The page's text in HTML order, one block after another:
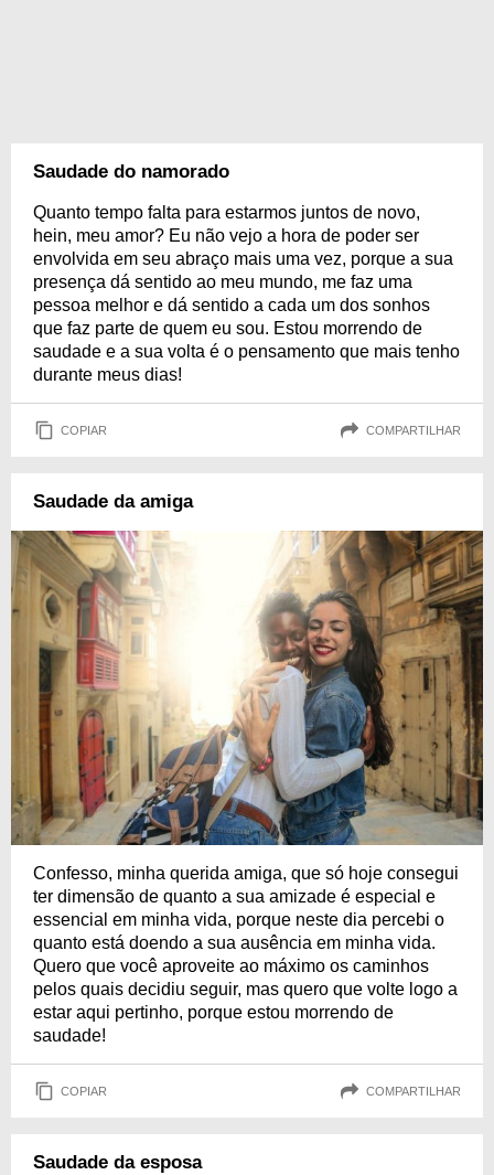
Saudade do namorado
Quanto tempo falta para estarmos juntos de novo,
hein, meu amor? Eu não vejo a hora de poder ser
envolvida em seu abraço mais uma vez, porque a sua
presença dá sentido ao meu mundo, me faz uma
pessoa melhor e dá sentido a cada um dos sonhos
que faz parte de quem eu sou. Estou morrendo de
saudade e a sua volta é o pensamento que mais tenho
durante meus dias!
COPIAR COMPARTILHAR
Saudade da amiga
Confesso, minha querida amiga, que só hoje consegui
ter dimensão de quanto a sua amizade é especial e
essencial em minha vida, porque neste dia percebi o
quanto está doendo a sua ausência em minha vida.
Quero que você aproveite ao máximo os caminhos
pelos quais decidiu seguir, mas quero que volte logo a
estar aqui pertinho, porque estou morrendo de
saudade!
COPIAR COMPARTILHAR
Saudade da esposa